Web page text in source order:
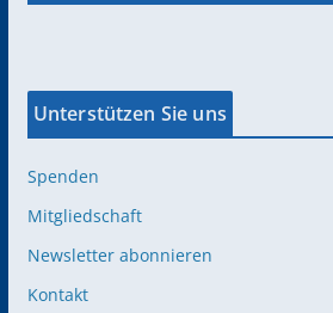
Unterstützen Sie uns
Spenden
Mitgliedschaft
Newsletter abonnieren
Kontakt